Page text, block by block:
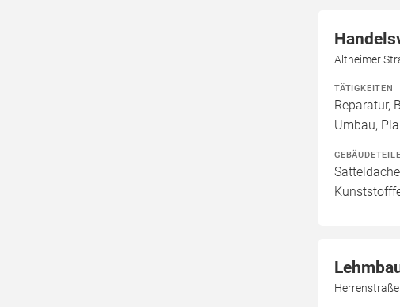
Altheimer
TÄTIGKEITEN
Reparatur,
Umbau,
GEBÄUDETEILE